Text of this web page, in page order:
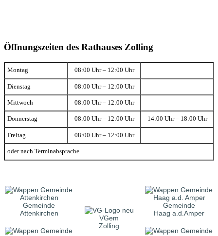
Öffnungszeiten des Rathauses Zolling
Montag 08:00 Uhr – 12:00 Uhr
Dienstag 08:00 Uhr – 12:00 Uhr
Mittwoch 08:00 Uhr – 12:00 Uhr
Donnerstag 08:00 Uhr – 12:00 Uhr 14:00 Uhr – 18:00 Uhr
Freitag 08:00 Uhr – 12:00 Uhr
oder nach Terminabsprache
Gemeinde
Attenkirchen
VGem
Zolling
Gemeinde
Haag a.d.Amper